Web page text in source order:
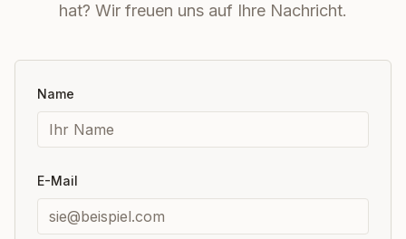
hat? Wir freuen uns auf Ihre Nachricht.
Name
E-Mail